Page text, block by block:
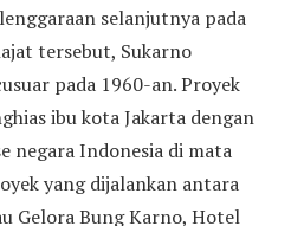
selanjutnya pada
tersebut, Sukarno
pada 1960-an. Proyek
ibu kota Jakarta dengan
negara Indonesia di mata
yang dijalankan antara
Gelora Bung Karno, Hotel